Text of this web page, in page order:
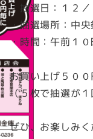
・抽選日：１２
・抽選場所：中
・時間：午前１
お買い上げ５００
（５枚で抽選が１
ぜひ、お楽しみく